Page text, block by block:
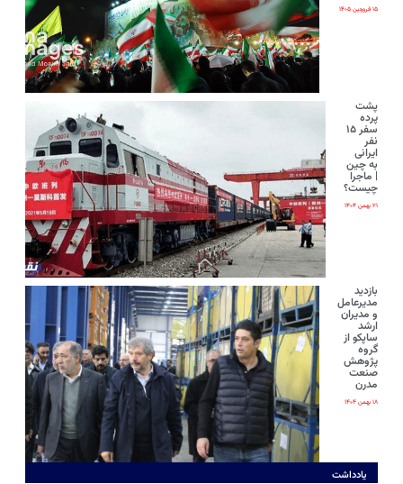
۱۵ فروردین ۱۴۰۵
پشت
پرده
سفر ۱۵
نفر
ایرانی‌
به چین
| ماجرا
چیست؟
۲۱ بهمن ۱۴۰۴
بازدید
مدیرعامل
و مدیران
ارشد
ساپکو از
گروه
پژوهش
صنعت
مدرن
۱۸ بهمن ۱۴۰۴
یادداشت